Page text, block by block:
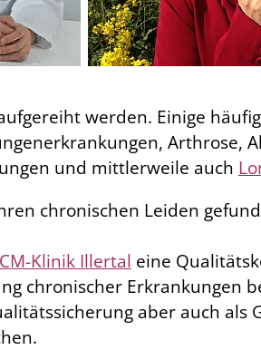
werden. Einige
Arthrose,
und mittlerweile auch
chronischen Leiden
Klinik Illertal eine
chronischer Erkrankungen
aber auch als